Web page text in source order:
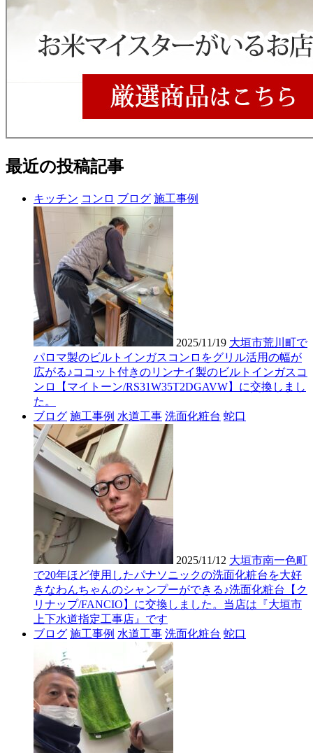
最近の投稿記事
キッチン コンロ ブログ 施工事例
2025/11/19 大垣市荒川町で
パロマ製のビルトインガスコンロをグリル活用の幅が
広がる♪ココット付きのリンナイ製のビルトインガスコ
ンロ【マイトーン/RS31W35T2DGAVW】に交換しまし
た。
ブログ 施工事例 水道工事 洗面化粧台 蛇口
2025/11/12 大垣市南一色町
で20年ほど使用したパナソニックの洗面化粧台を大好
きなわんちゃんのシャンプーができる♪洗面化粧台【ク
リナップ/FANCIO】に交換しました。当店は『大垣市
上下水道指定工事店』です
ブログ 施工事例 水道工事 洗面化粧台 蛇口